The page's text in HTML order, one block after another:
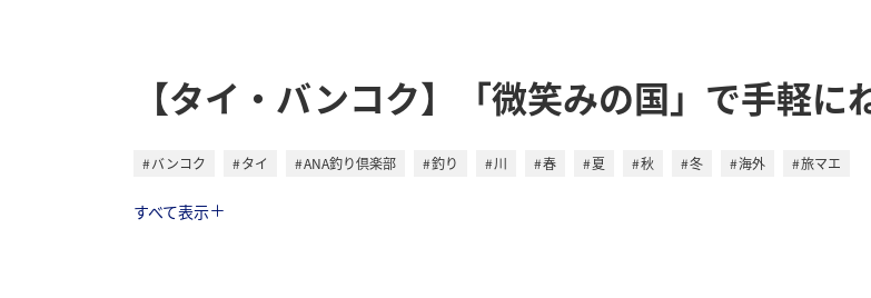
【タイ・バンコク】「微笑みの国」で手軽
バンコク タイ ANA釣り倶楽部 釣り 川 春 夏 秋 冬 海外
旅マエ
すべて表示